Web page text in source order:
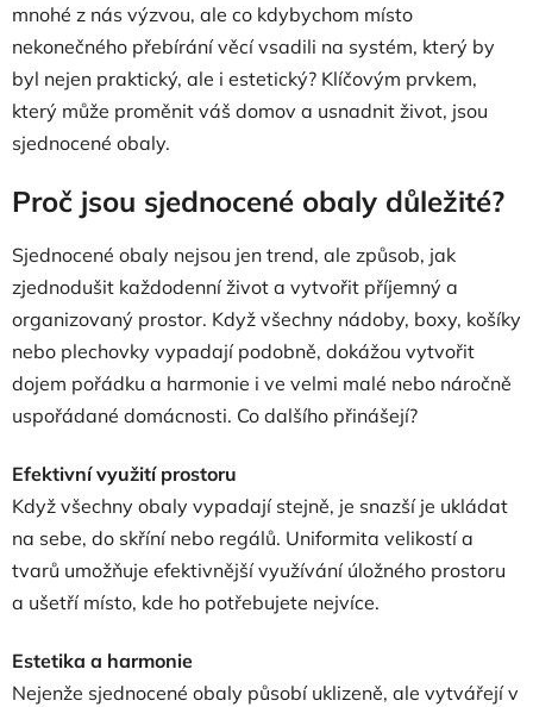
mnohé z nás výzvou, ale co kdybychom místo
nekonečného přebírání věcí vsadili na systém, který by
byl nejen praktický, ale i estetický? Klíčovým prvkem,
který může proměnit váš domov a usnadnit život, jsou
sjednocené obaly.
Proč jsou sjednocené obaly důležité?
Sjednocené obaly nejsou jen trend, ale způsob, jak
zjednodušit každodenní život a vytvořit příjemný a
organizovaný prostor. Když všechny nádoby, boxy, košíky
nebo plechovky vypadají podobně, dokážou vytvořit
dojem pořádku a harmonie i ve velmi malé nebo náročně
uspořádané domácnosti. Co dalšího přinášejí?
Efektivní využití prostoru
Když všechny obaly vypadají stejně, je snazší je ukládat
na sebe, do skříní nebo regálů. Uniformita velikostí a
tvarů umožňuje efektivnější využívání úložného prostoru
a ušetří místo, kde ho potřebujete nejvíce.
Estetika a harmonie
Nejenže sjednocené obaly působí uklizeně, ale vytvářejí v